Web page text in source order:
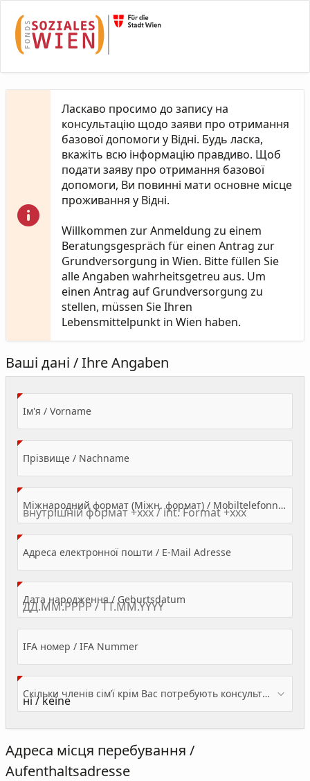
Ласкаво просимо до запису на
консультацію щодо заяви про отримання
базової допомоги у Відні. Будь ласка,
вкажіть всю інформацію правдиво. Щоб
подати заяву про отримання базової
допомоги, Ви повинні мати основне місце
проживання у Відні.
Willkommen zur Anmeldung zu einem
Beratungsgespräch für einen Antrag zur
Grundversorgung in Wien. Bitte füllen Sie
alle Angaben wahrheitsgetreu aus. Um
einen Antrag auf Grundversorgung zu
stellen, müssen Sie Ihren
Lebensmittelpunkt in Wien haben.
Ваші дані / Ihre Angaben
Ім'я / Vorname(Value Required)
Прізвище / Nachname(Value Required)
Міжнародний формат (Міжн. формат) / Mobiltelefonnummer
Адреса електронної пошти / E-Mail Adresse(Value Required)
Дата народження / Geburtsdatum
IFA номер / IFA Nummer
Скільки членів сім’ї крім Вас потребують консультації? / Wieviele Familienmitglieder brauchen Beratung - zusätzlich zu Ihnen?
Адреса місця перебування /
Aufenthaltsadresse